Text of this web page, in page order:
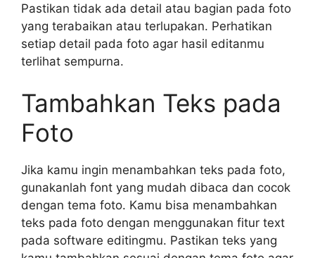
Pastikan tidak ada detail atau bagian pada foto
yang terabaikan atau terlupakan. Perhatikan
setiap detail pada foto agar hasil editanmu
terlihat sempurna.
Tambahkan Teks pada
Foto
Jika kamu ingin menambahkan teks pada foto,
gunakanlah font yang mudah dibaca dan cocok
dengan tema foto. Kamu bisa menambahkan
teks pada foto dengan menggunakan fitur text
pada software editingmu. Pastikan teks yang